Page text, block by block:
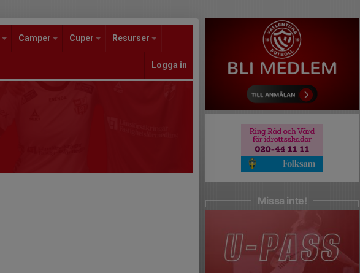
Camper Cuper Resurser
Logga in
Missa inte!